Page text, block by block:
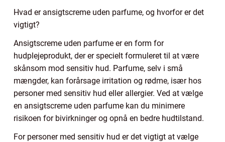
Hvad er ansigtscreme uden parfume, og hvorfor er det
vigtigt?
Ansigtscreme uden parfume er en form for
hudplejeprodukt, der er specielt formuleret til at være
skånsom mod sensitiv hud. Parfume, selv i små
mængder, kan forårsage irritation og rødme, især hos
personer med sensitiv hud eller allergier. Ved at vælge
en ansigtscreme uden parfume kan du minimere
risikoen for bivirkninger og opnå en bedre hudtilstand.
For personer med sensitiv hud er det vigtigt at vælge